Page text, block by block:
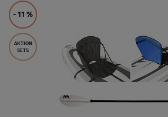
- 11 %
AKTION
SETS